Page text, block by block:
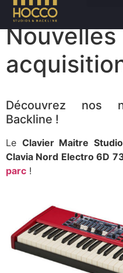
Nouvelles
Découvrez nos
Backline !
Le Clavier Maitre
Clavia Nord Electro 6D
parc !